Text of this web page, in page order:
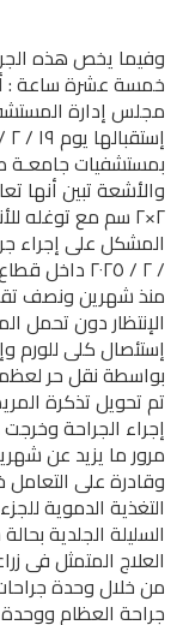
وفيما يخص هذه
خمسة عشرة ساعة :
مجلس إدارة
بمستشفيات جامعـة
والأشعة تبين أنها
٢×٢ سم مع توغله
/ ٢ / ٢٠٢٥
منذ شهرين ونصف
الإنتظار دون تحمل
إستئصال كلى للورم
تم تحويل تذكرة
مرور ما يزيد عن
وقادرة على
التغذية الدموية
السليلة الجلدية
العلاج المتمثل فى
من خلال وحدة
جراحة العظام